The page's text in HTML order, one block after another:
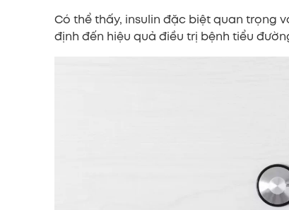
Có thể thấy, insulin đặc biệt quan trọng
định đến hiệu quả điều trị bệnh tiểu